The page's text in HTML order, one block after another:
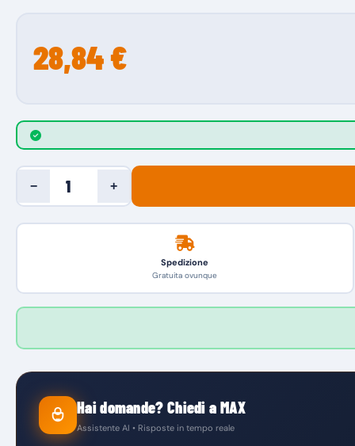
28,84 €
− +
Spedizione
Gratuita ovunque
Hai domande? Chiedi a MAX
Assistente AI • Risposte in tempo reale